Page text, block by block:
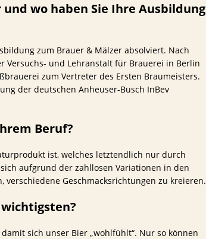
wo haben Sie Ihre Ausbildung
zum Brauer & Mälzer absolviert. Nach
Versuchs- und Lehranstalt für Brauerei in Berlin
zum Vertreter des Ersten Braumeisters.
der deutschen Anheuser-Busch InBev
Beruf?
ist, welches letztendlich nur durch
aufgrund der zahllosen Variationen in den
Geschmacksrichtungen zu kreieren.
sich unser Bier „wohlfühlt“. Nur so können